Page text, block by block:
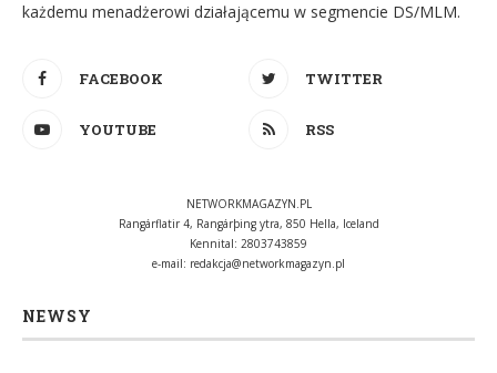
każdemu menadżerowi działającemu w segmencie DS/MLM.
FACEBOOK TWITTER
YOUTUBE RSS
NETWORKMAGAZYN.PL
Rangárflatir 4, Rangárþing ytra, 850 Hella, Iceland
Kennital: 2803743859
e-mail: redakcja@networkmagazyn.pl
NEWSY